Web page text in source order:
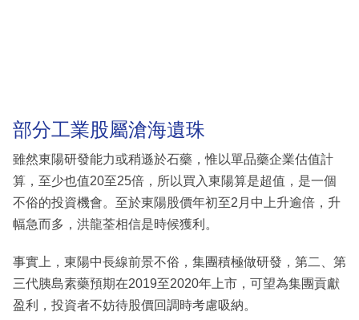
部分工業股屬滄海遺珠
雖然東陽研發能力或稍遜於石藥，惟以單品藥企業估值計
算，至少也值20至25倍，所以買入東陽算是超值，是一個
不俗的投資機會。至於東陽股價年初至2月中上升逾倍，升
幅急而多，洪龍荃相信是時候獲利。
事實上，東陽中長線前景不俗，集團積極做研發，第二、第
三代胰島素藥預期在2019至2020年上市，可望為集團貢獻
盈利，投資者不妨待股價回調時考慮吸納。